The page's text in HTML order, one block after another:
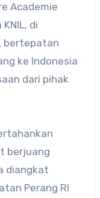
Academie
di
bertepatan
ke Indonesia
dari pihak
berjuang
diangkat
Perang RI